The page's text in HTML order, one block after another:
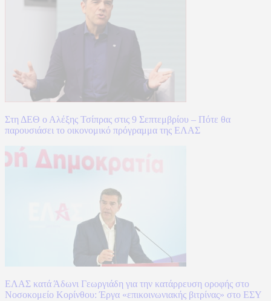
Στη ΔΕΘ ο Αλέξης Τσίπρας στις 9 Σεπτεμβρίου – Πότε θα
παρουσιάσει το οικονομικό πρόγραμμα της ΕΛΑΣ
ΕΛΑΣ κατά Άδωνι Γεωργιάδη για την κατάρρευση οροφής στο
Νοσοκομείο Κορίνθου: Έργα «επικοινωνιακής βιτρίνας» στο ΕΣΥ